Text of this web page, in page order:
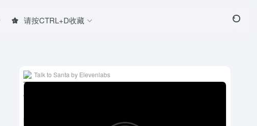
请按CTRL+D收藏
Talk to Santa by Elevenlabs